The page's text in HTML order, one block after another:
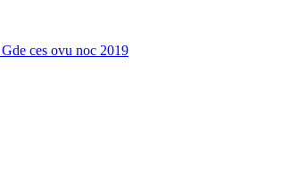
ces ovu noc 2019